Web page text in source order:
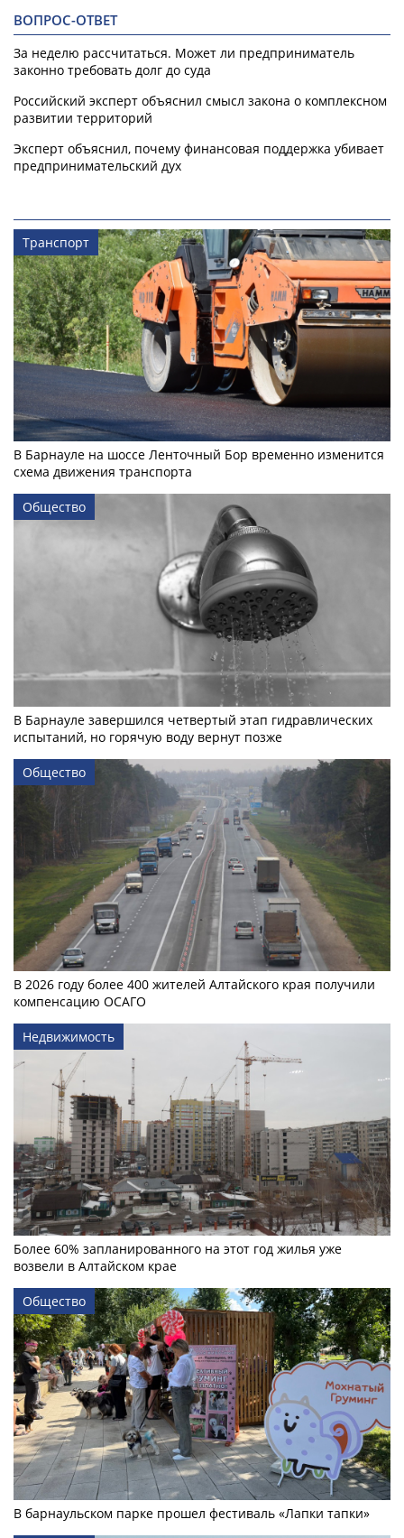
ВОПРОС-ОТВЕТ
За неделю рассчитаться. Может ли предприниматель
законно требовать долг до суда
Российский эксперт объяснил смысл закона о комплексном
развитии территорий
Эксперт объяснил, почему финансовая поддержка убивает
предпринимательский дух
Транспорт
В Барнауле на шоссе Ленточный Бор временно изменится
схема движения транспорта
Общество
В Барнауле завершился четвертый этап гидравлических
испытаний, но горячую воду вернут позже
Общество
В 2026 году более 400 жителей Алтайского края получили
компенсацию ОСАГО
Недвижимость
Более 60% запланированного на этот год жилья уже
возвели в Алтайском крае
Общество
В барнаульском парке прошел фестиваль «Лапки тапки»